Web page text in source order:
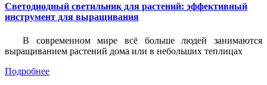
Светодиодный светильник для растений: эффективный
инструмент для выращивания
В современном мире всё больше людей занимаются
выращиванием растений дома или в небольших теплицах
Подробнее